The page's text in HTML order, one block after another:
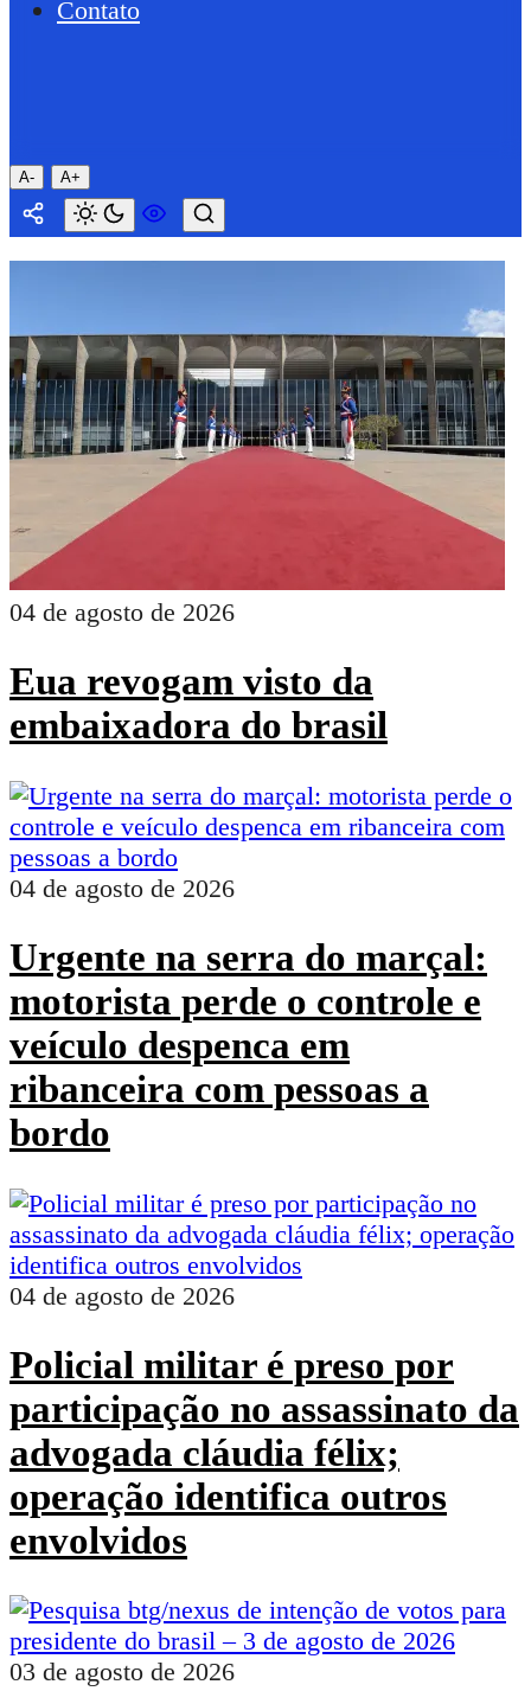
Contato
A- A+
04 de agosto de 2026
Eua revogam visto da
embaixadora do brasil
04 de agosto de 2026
Urgente na serra do marçal:
motorista perde o controle e
veículo despenca em
ribanceira com pessoas a
bordo
04 de agosto de 2026
Policial militar é preso por
participação no assassinato da
advogada cláudia félix;
operação identifica outros
envolvidos
03 de agosto de 2026